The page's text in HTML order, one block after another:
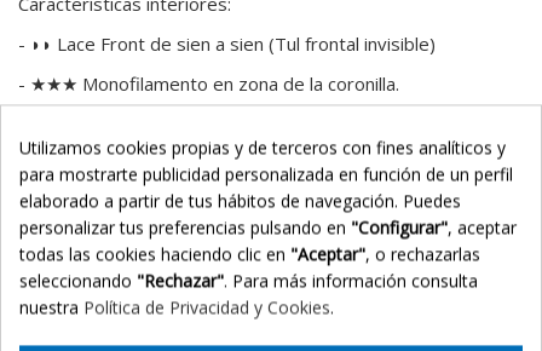
- ◗◗ Lace Front de sien a sien (Tul frontal invisible)
- ★★★ Monofilamento en zona de la coronilla.
Medidas de largo de cabello:
FRONTAL: 5.1 cm
CORONILLA: 10.8 cm
LATERALES: 5.7 cm
Utilizamos cookies propias y de terceros con fines analíticos y
para mostrarte publicidad personalizada en función de un perfil
elaborado a partir de tus hábitos de navegación. Puedes
personalizar tus preferencias pulsando en "Configurar", aceptar
todas las cookies haciendo clic en "Aceptar", o rechazarlas
seleccionando "Rechazar". Para más información consulta
nuestra Política de Privacidad y Cookies.